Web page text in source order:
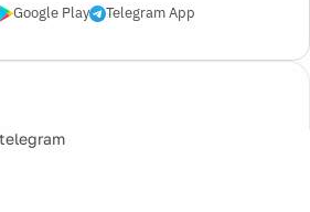
Google Play Telegram App